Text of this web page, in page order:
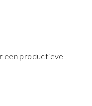
een productieve